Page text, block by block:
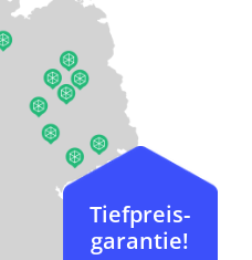
Tiefpreis-
garantie!